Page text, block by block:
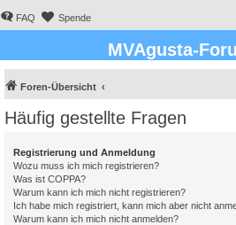
FAQ Spende
MVAgusta-
Foren-Übersicht
Häufig gestellte Fragen
Registrierung und Anmeldung
Wozu muss ich mich registrieren?
Was ist COPPA?
Warum kann ich mich nicht registrieren?
Ich habe mich registriert, kann mich aber nicht
Warum kann ich mich nicht anmelden?